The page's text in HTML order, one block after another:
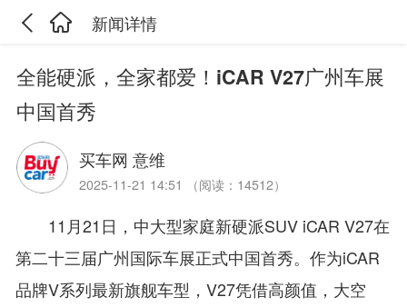
新闻详情
全能硬派，全家都爱！iCAR V27广州车展
中国首秀
买车网 意维
2025-11-21 14:51 （阅读：14512）
11月21日，中大型家庭新硬派SUV iCAR V27在
第二十三届广州国际车展正式中国首秀。作为iCAR
品牌V系列最新旗舰车型，V27凭借高颜值，大空